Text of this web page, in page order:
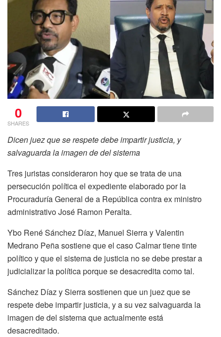
0
SHARES
Dicen juez que se respete debe impartir justicia, y
salvaguarda la imagen de del sistema
Tres juristas consideraron hoy que se trata de una
persecución política el expediente elaborado por la
Procuraduría General de a República contra ex ministro
administrativo José Ramon Peralta.
Ybo René Sánchez Díaz, Manuel Sierra y Valentin
Medrano Peña sostiene que el caso Calmar tiene tinte
político y que el sistema de justicia no se debe prestar a
judicializar la política porque se desacredita como tal.
Sánchez Díaz y Sierra sostienen que un juez que se
respete debe impartir justicia, y a su vez salvaguarda la
imagen de del sistema que actualmente está
desacreditado.